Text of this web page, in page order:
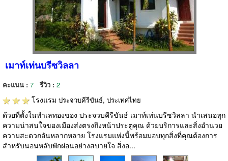
เมาท์เท่นบรีซวิลลา
คะแนน : 7 รีวิว : 2
โรงแรม ประจวบคีรีขันธ์, ประเทศไทย
ด้วยที่ตั้งในทำเลทองของ ประจวบคีรีขันธ์ เมาท์เท่นบรีซวิลลา นำเสนอทุก
ความน่าสนใจของเมืองส่งตรงถึงหน้าประตูคุณ ด้วยบริการและสิ่งอำนวย
ความสะดวกอันหลากหลาย โรงแรมแห่งนี้พร้อมมอบทุกสิ่งที่คุณต้องการ
สำหรับนอนหลับพักผ่อนอย่างสบายใจ สิ่งอ...